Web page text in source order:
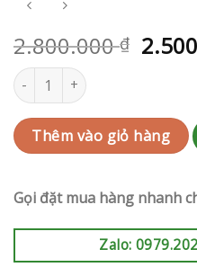
2.800.000₫
Shop hoa tươi Huyện Hóc
Thêm vào giỏ hàng
Gọi đặt mua hàng nhanh
Zalo: